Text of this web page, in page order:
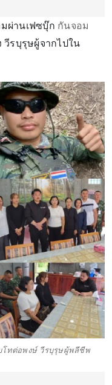
ผ่านเฟซบุ๊ก กันจอม
รบุรุษผู้จากไปใน
โทต่อพงษ์ วีรบุรุษผู้พลีชีพ